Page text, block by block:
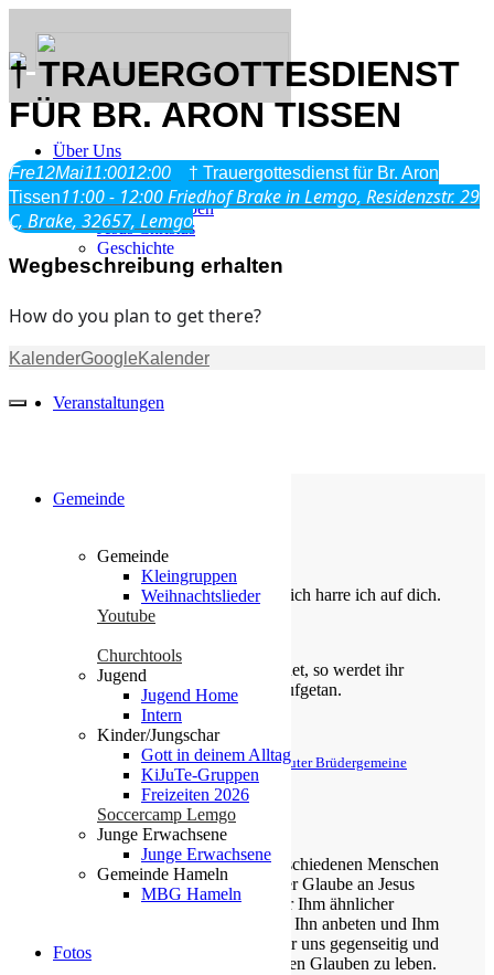
Über Uns
Was wir glauben
Jesus Christus
Geschichte
Neu hier
Veranstaltungen
Gemeinde
Gemeinde
Kleingruppen
Weihnachtslieder
Youtube
Churchtools
Jugend
Jugend Home
Intern
Kinder/Jungschar
Gott in deinem Alltag
KiJuTe-Gruppen
Freizeiten 2026
Soccercamp Lemgo
Junge Erwachsene
Junge Erwachsene
Gemeinde Hameln
MBG Hameln
Fotos
† TRAUERGOTTESDIENST
FÜR BR. ARON TISSEN
Fre12Mai11:0012:00
† Trauergottesdienst für Br. Aron
Tissen11:00 - 12:00Friedhof Brake in Lemgo, Residenzstr. 29
C, Brake, 32657, Lemgo
Wegbeschreibung erhalten
How do you plan to get there?
KalenderGoogleKalender
Die Losung von heute
Du bist der Gott, der mir hilft; täglich harre ich auf dich.
Bittet, so wird euch gegeben; suchet, so werdet ihr
finden; klopfet an, so wird euch aufgetan.
Matthäus 7,7
© Evangelische Brüder-Unität – Herrnhuter Brüdergemeine
Weitere Informationen finden Sie hier
Über uns
Unsere Gemeinde besteht aus verschiedenen Menschen
jeden Alters, die eins verbindet: der Glaube an Jesus
Christus. Gemeinsam möchten wir Ihm ähnlicher
werden, Sein Wort kennen lernen, Ihn anbeten und Ihm
nachfolgen. Dabei unterstützen wir uns gegenseitig und
ermutigen uns auch im Alltag diesen Glauben zu leben.